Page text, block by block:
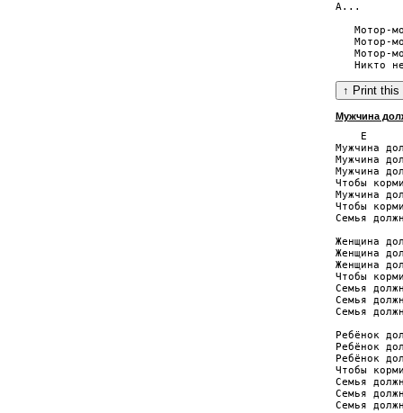
А...
Мотор-
Мотор-
Мотор-
Мужчина
    E
Мужчина
Мужчина
Мужчина
Чтобы
Мужчина
Чтобы
Семья
Женщина
Женщина
Женщина
Чтобы
Семья
Семья
Семья
Ребёнок
Ребёнок
Ребёнок
Чтобы
Семья
Семья
Семья